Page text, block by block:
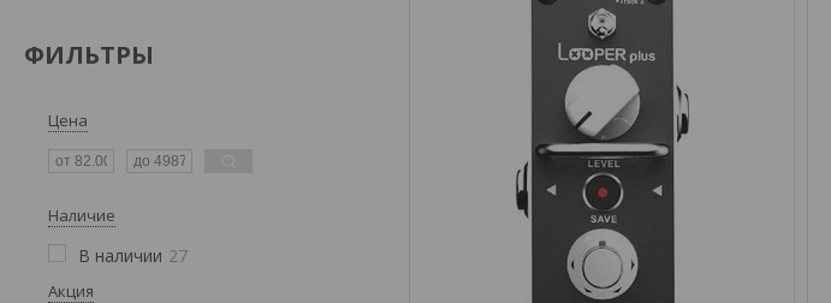
ФИЛЬТРЫ
Цена
Наличие
В наличии 27
Акция